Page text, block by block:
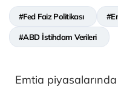
#Fed Faiz Politikası
#ABD İstihdam Verileri
Emtia